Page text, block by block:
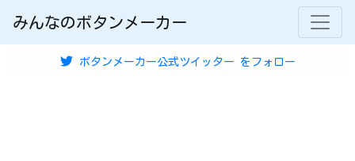
みんなのボタンメーカー
ボタンメーカー公式ツイッター をフォロー